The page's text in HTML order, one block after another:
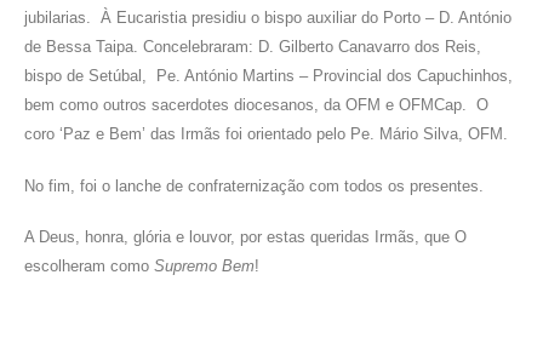
jubilarias. À Eucaristia presidiu o bispo auxiliar do Porto – D. António
de Bessa Taipa. Concelebraram: D. Gilberto Canavarro dos Reis,
bispo de Setúbal, Pe. António Martins – Provincial dos Capuchinhos,
bem como outros sacerdotes diocesanos, da OFM e OFMCap. O
coro ‘Paz e Bem’ das Irmãs foi orientado pelo Pe. Mário Silva, OFM.
No fim, foi o lanche de confraternização com todos os presentes.
A Deus, honra, glória e louvor, por estas queridas Irmãs, que O
escolheram como Supremo Bem!